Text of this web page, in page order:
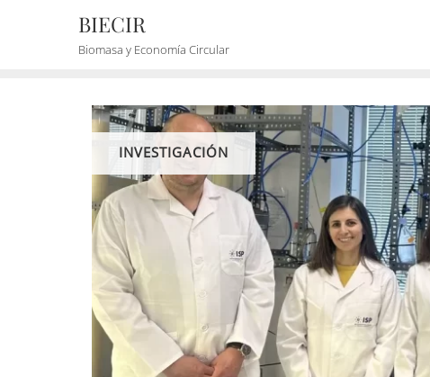
BIECIR
Biomasa y Economía Circular
INVESTIGACIÓN